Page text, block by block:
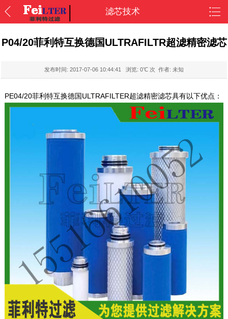
滤芯技术
P04/20菲利特互换德国ULTRAFILTR超滤精密滤芯
发布时间: 2017-07-06 10:44:41 浏览: 0℃ 次 作者: 未知
PE04/20菲利特互换德国ULTRAFILTER超滤精密滤芯具有以下优点：